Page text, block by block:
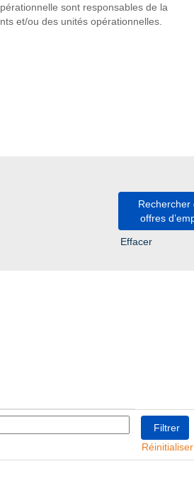
sont responsables de la
et/ou des unités opérationnelles.
Effacer
Réinitialiser